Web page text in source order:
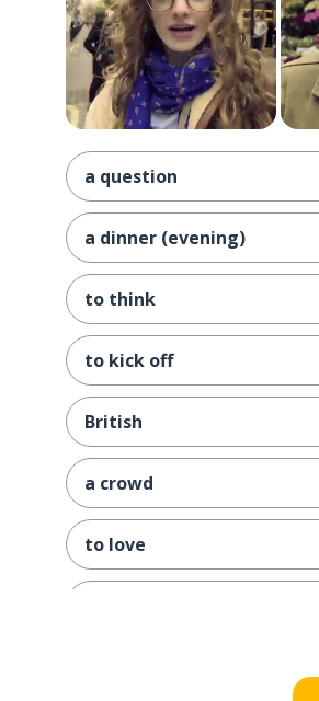
a question
a dinner (evening)
to think
to kick off
British
a crowd
to love